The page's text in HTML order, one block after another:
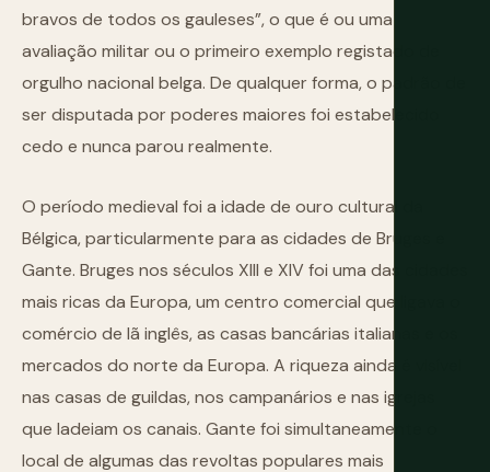
bravos de todos os gauleses”, o que é ou uma
avaliação militar ou o primeiro exemplo registado de
orgulho nacional belga. De qualquer forma, o padrão de
ser disputada por poderes maiores foi estabelecido
cedo e nunca parou realmente.
O período medieval foi a idade de ouro cultural da
Bélgica, particularmente para as cidades de Bruges e
Gante. Bruges nos séculos XIII e XIV foi uma das cidades
mais ricas da Europa, um centro comercial que ligava o
comércio de lã inglês, as casas bancárias italianas e os
mercados do norte da Europa. A riqueza ainda é visível
nas casas de guildas, nos campanários e nas igrejas
que ladeiam os canais. Gante foi simultaneamente o
local de algumas das revoltas populares mais